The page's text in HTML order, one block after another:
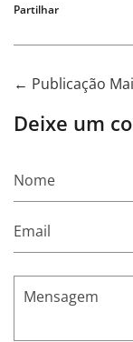
Partilhar
← Publicação
Deixe um
Nome
Email
Mensagem